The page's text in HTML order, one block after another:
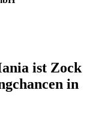
ist Zock
in